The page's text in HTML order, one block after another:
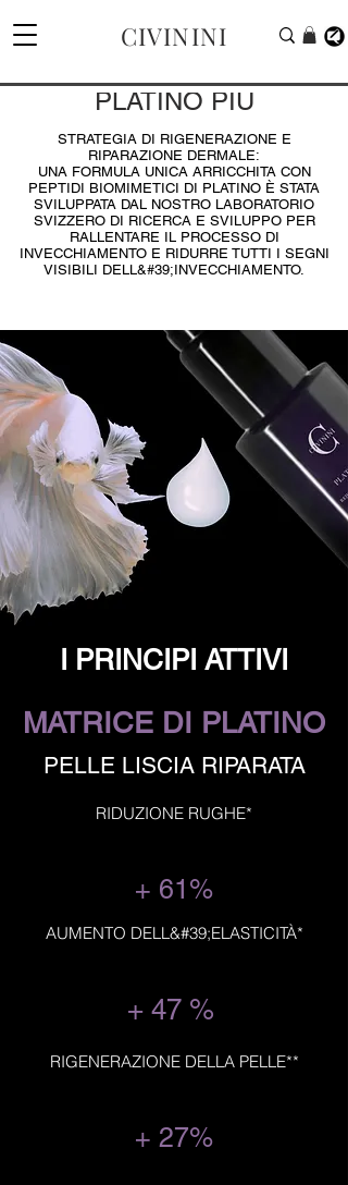
CIVININI
PLATINO PIÙ
STRATEGIA DI RIGENERAZIONE E
RIPARAZIONE DERMALE:
UNA FORMULA UNICA ARRICCHITA CON
PEPTIDI BIOMIMETICI DI PLATINO È STATA
SVILUPPATA DAL NOSTRO LABORATORIO
SVIZZERO DI RICERCA E SVILUPPO PER
RALLENTARE IL PROCESSO DI
INVECCHIAMENTO E RIDURRE TUTTI I SEGNI
VISIBILI DELL&#39;INVECCHIAMENTO.
I PRINCIPI ATTIVI
MATRICE DI PLATINO
PELLE LISCIA RIPARATA
RIDUZIONE RUGHE*
+ 61%
AUMENTO DELL&#39;ELASTICITÀ*
+ 47 %
RIGENERAZIONE DELLA PELLE**
+ 27%